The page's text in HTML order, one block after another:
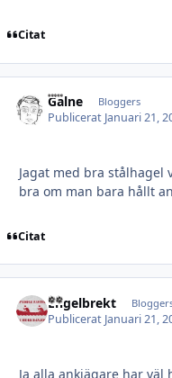
Citat
Galne Bloggers
Publicerat Januari 21,
Jagat med bra
bra om man bara hållt
Citat
Engelbrekt
Publicerat Januari 21,
Ja alla ankjägare har